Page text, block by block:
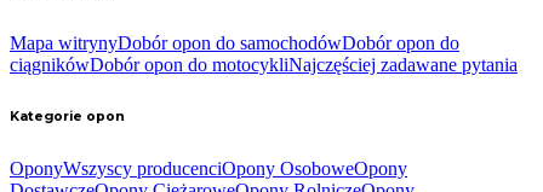
Mapa witrynyDobór opon do samochodówDobór opon do
ciągnikówDobór opon do motocykliNajczęściej zadawane pytania
Kategorie opon
OponyWszyscy producenciOpony OsoboweOpony